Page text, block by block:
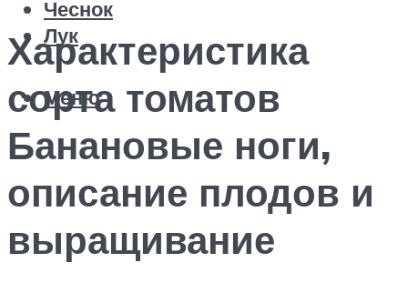
Чеснок
Лук
Меню
Характеристика
сорта томатов
Банановые ноги,
описание плодов и
выращивание